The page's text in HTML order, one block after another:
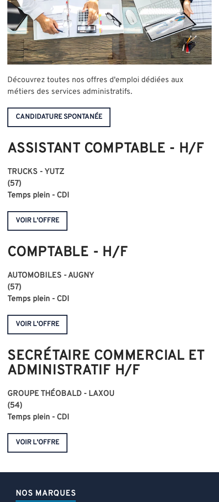
Découvrez toutes nos offres d'emploi dédiées aux
métiers des services administratifs.
CANDIDATURE SPONTANÉE
ASSISTANT COMPTABLE - H/F
TRUCKS - YUTZ
(57)
Temps plein - CDI
VOIR L'OFFRE
COMPTABLE - H/F
AUTOMOBILES - AUGNY
(57)
Temps plein - CDI
VOIR L'OFFRE
SECRÉTAIRE COMMERCIAL ET
ADMINISTRATIF H/F
GROUPE THÉOBALD - LAXOU
(54)
Temps plein - CDI
VOIR L'OFFRE
NOS MARQUES